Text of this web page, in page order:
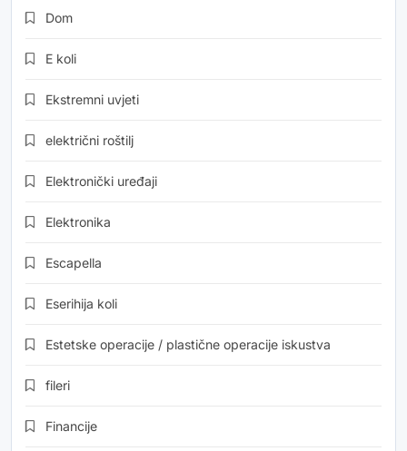
Dom
E koli
Ekstremni uvjeti
električni roštilj
Elektronički uređaji
Elektronika
Escapella
Eserihija koli
Estetske operacije / plastične operacije iskustva
fileri
Financije